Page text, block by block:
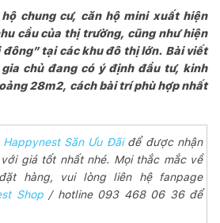
chung cư, căn hộ mini xuất hiện
cầu của thị trường, cũng như hiện
tại các khu đô thị lớn. Bài viết
chủ đang có ý định đầu tư, kinh
28m2, cách bài trí phù hợp nhất
Happynest Săn Ưu Đãi để được nhận
giá tốt nhất nhé. Mọi thắc mắc về
hàng, vui lòng liên hệ fanpage
Shop/ hotline 093 468 06 36 để